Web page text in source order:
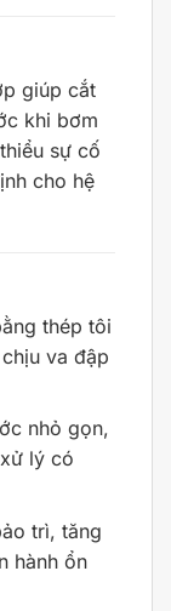
giúp cắt
khi bơm
sự cố
cho hệ
thép tôi
va đập
nhỏ gọn,
lý có
trì, tăng
hành ổn